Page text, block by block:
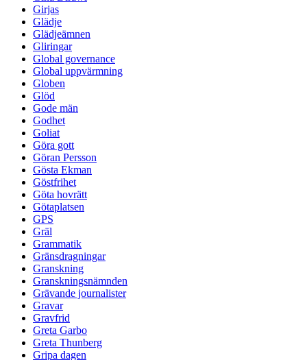
Girjas
Glädje
Glädjeämnen
Gliringar
Global governance
Global uppvärmning
Globen
Glöd
Gode män
Godhet
Goliat
Göra gott
Göran Persson
Gösta Ekman
Göstfrihet
Göta hovrätt
Götaplatsen
GPS
Gräl
Grammatik
Gränsdragningar
Granskning
Granskningsnämnden
Grävande journalister
Gravar
Gravfrid
Greta Garbo
Greta Thunberg
Gripa dagen